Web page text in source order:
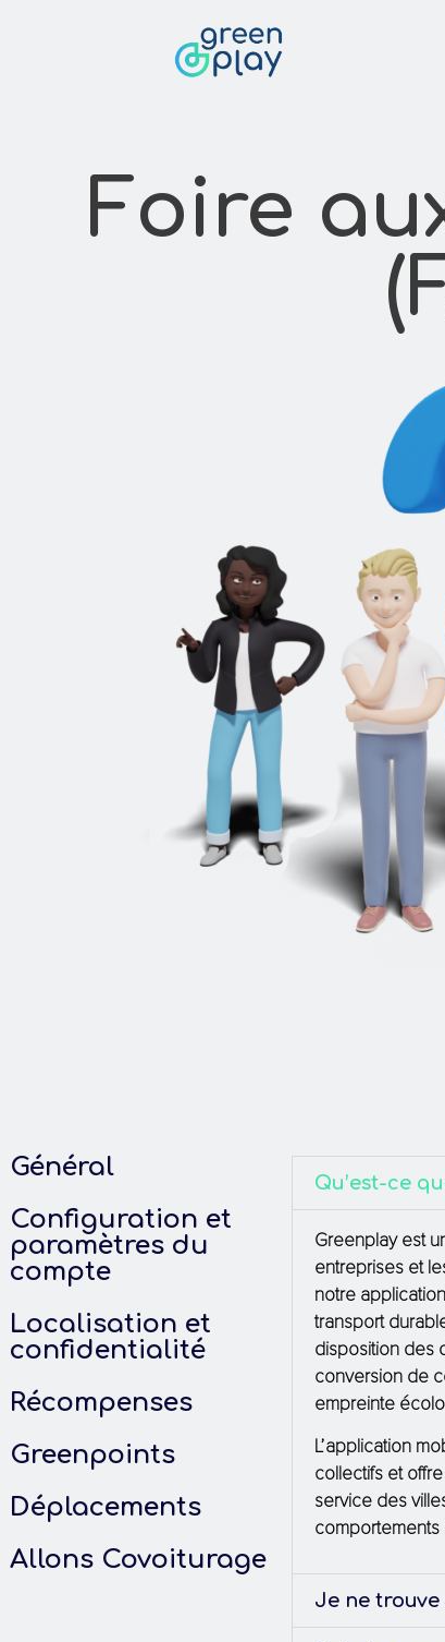
Foire
Général
Configuration et
paramètres du
compte
Localisation et
confidentialité
Récompenses
Greenpoints
Déplacements
Allons Covoiturage
Qu’est-ce
Greenplay est
entreprises et
notre
transport
disposition des
conversion de
empreinte
L’application
collectifs et
service des
Je ne